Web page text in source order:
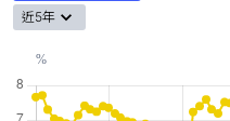
近5年